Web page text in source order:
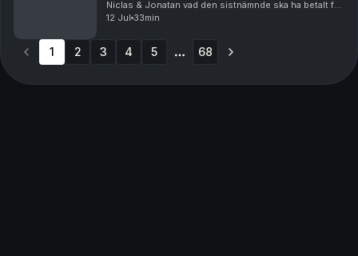
Niclas & Jonatan vad den sistnämnde ska ha betalt för
att se lika uselt som sin poddkumpan livet ut, ett nytt
12 Jul 33min
1 2 3 4 5 68